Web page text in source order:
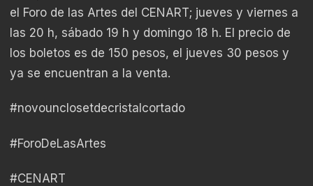
el Foro de las Artes del CENART; jueves y viernes a
las 20 h, sábado 19 h y domingo 18 h. El precio de
los boletos es de 150 pesos, el jueves 30 pesos y
ya se encuentran a la venta.
#novounclosetdecristalcortado
#ForoDeLasArtes
#CENART